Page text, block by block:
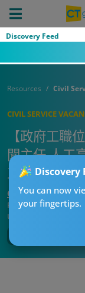
Discovery Feed
Discovery
You can now
your fingertips.
Resources Civil
CIVIL SERVICE
【政府工職
聞主任 人工
工作內容
CTgoodjobs’ Editor
Published:2025-06-30
Updated: